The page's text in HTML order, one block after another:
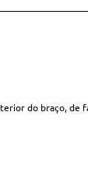
do braço, de